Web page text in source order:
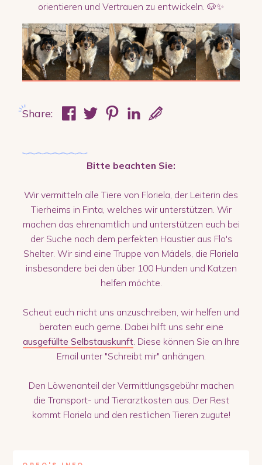
orientieren und Vertrauen zu entwickeln. 🐶✨
Share:
Bitte beachten Sie:
Wir vermitteln alle Tiere von Floriela, der Leiterin des
Tierheims in Finta, welches wir unterstützen. Wir
machen das ehrenamtlich und unterstützen euch bei
der Suche nach dem perfekten Haustier aus Flo's
Shelter. Wir sind eine Truppe von Mädels, die Floriela
insbesondere bei den über 100 Hunden und Katzen
helfen möchte.
Scheut euch nicht uns anzuschreiben, wir helfen und
beraten euch gerne. Dabei hilft uns sehr eine
ausgefüllte Selbstauskunft. Diese können Sie an Ihre
Email unter "Schreibt mir" anhängen.
Den Löwenanteil der Vermittlungsgebühr machen
die Transport- und Tierarztkosten aus. Der Rest
kommt Floriela und den restlichen Tieren zugute!